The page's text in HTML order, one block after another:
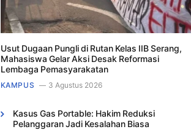
Usut Dugaan Pungli di Rutan Kelas IIB Serang,
Mahasiswa Gelar Aksi Desak Reformasi
Lembaga Pemasyarakatan
KAMPUS 3 Agustus 2026
Kasus Gas Portable: Hakim Reduksi
Pelanggaran Jadi Kesalahan Biasa ​